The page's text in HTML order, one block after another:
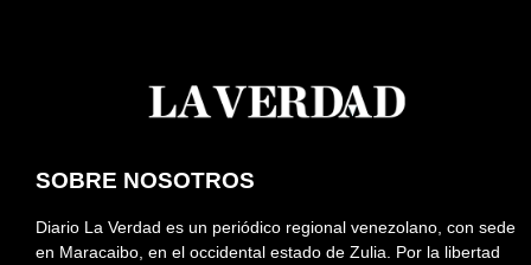
SOBRE NOSOTROS
Diario La Verdad es un periódico regional venezolano, con sede
en Maracaibo, en el occidental estado de Zulia. Por la libertad